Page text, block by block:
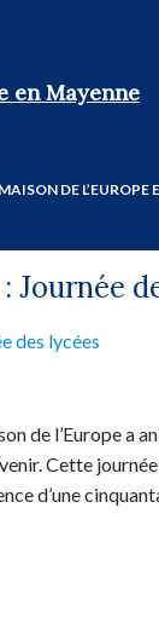
MAISON DE L’EUROPE
Journée
de l’Europe a
Cette
d’une